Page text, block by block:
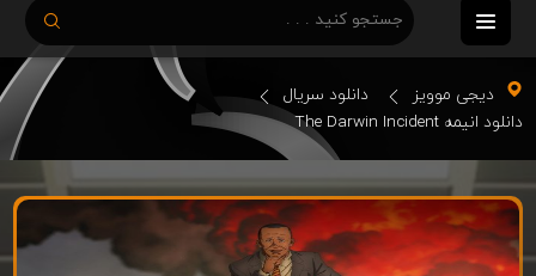
دیجی موویز
دانلود سریال
دانلود انیمه The Darwin Incident